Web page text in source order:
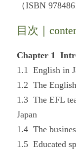
（ISBN
目次｜
Chapter 1
1.1 English in
1.2 The
1.3 The EFL
Japan
1.4 The
1.5 Educated